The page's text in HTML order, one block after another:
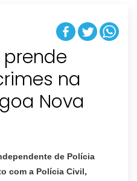
na
Nova
de Polícia
com a Polícia Civil,